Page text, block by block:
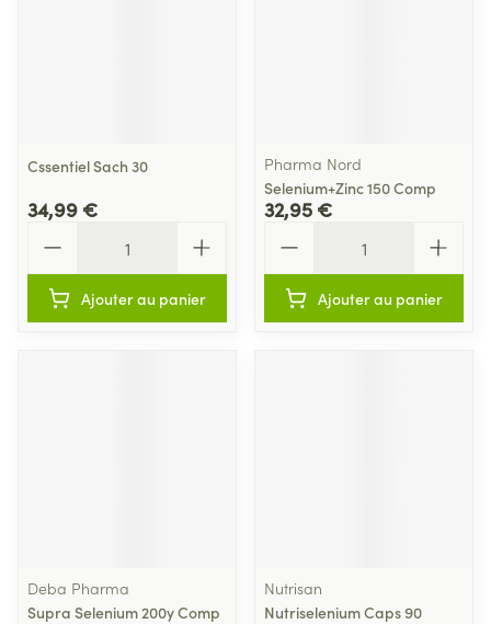
Cssentiel Sach 30
34,99 €
Ajouter au panier
Pharma Nord
Selenium+Zinc 150 Comp
32,95 €
Ajouter au panier
Deba Pharma
Supra Selenium 200y Comp
Nutrisan
Nutriselenium Caps 90